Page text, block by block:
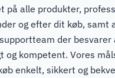
på alle produkter,
og efter dit køb, samt
der besvarer
og kompetent. Vores
enkelt, sikkert og